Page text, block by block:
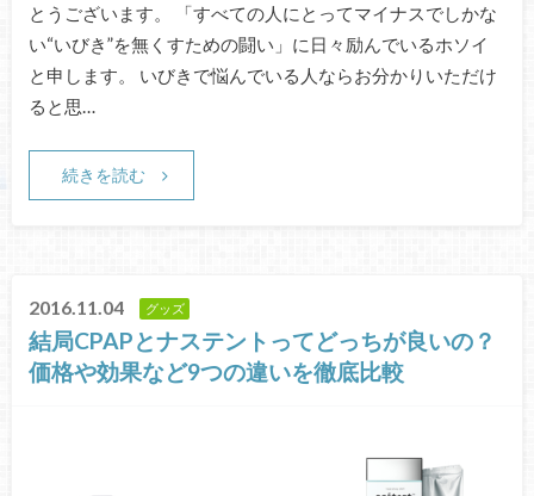
とうございます。 「すべての人にとってマイナスでしかな
い“いびき”を無くすための闘い」に日々励んでいるホソイ
と申します。 いびきで悩んでいる人ならお分かりいただけ
ると思…
続きを読む
2016.11.04 グッズ
結局CPAPとナステントってどっちが良いの？
価格や効果など9つの違いを徹底比較